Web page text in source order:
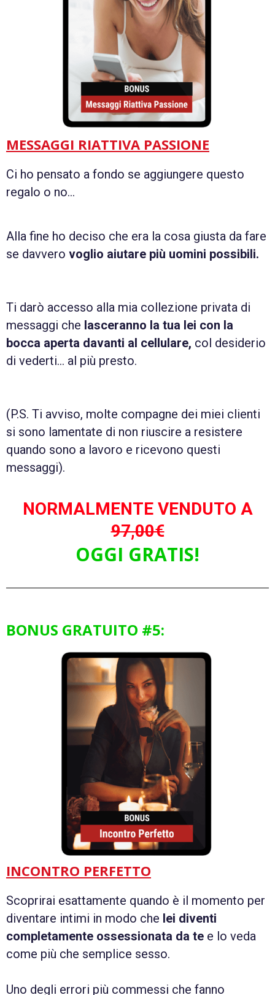
MESSAGGI RIATTIVA PASSIONE
Ci ho pensato a fondo se aggiungere questo
regalo o no…
Alla fine ho deciso che era la cosa giusta da fare
se davvero voglio aiutare più uomini possibili.
Ti darò accesso alla mia collezione privata di
messaggi che lasceranno la tua lei con la
bocca aperta davanti al cellulare, col desiderio
di vederti… al più presto.
(P.S. Ti avviso, molte compagne dei miei clienti
si sono lamentate di non riuscire a resistere
quando sono a lavoro e ricevono questi
messaggi).
NORMALMENTE VENDUTO A
97,00€
OGGI GRATIS!
BONUS GRATUITO #5:
INCONTRO PERFETTO
Scoprirai esattamente quando è il momento per
diventare intimi in modo che lei diventi
completamente ossessionata da te e lo veda
come più che semplice sesso.
Uno degli errori più commessi che fanno